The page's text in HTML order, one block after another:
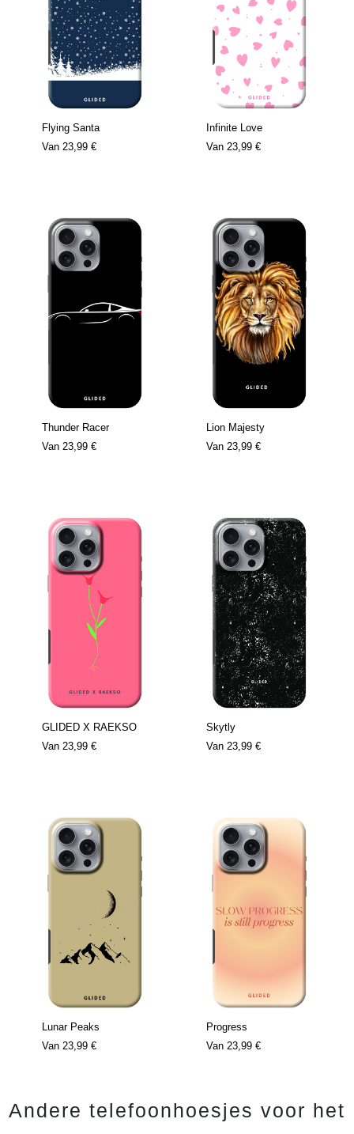
Flying Santa
Van 23,99 €
Infinite Love
Van 23,99 €
Thunder Racer
Van 23,99 €
Lion Majesty
Van 23,99 €
GLIDED X RAEKSO
Van 23,99 €
Skytly
Van 23,99 €
Lunar Peaks
Van 23,99 €
Progress
Van 23,99 €
Andere telefoonhoesjes voor het